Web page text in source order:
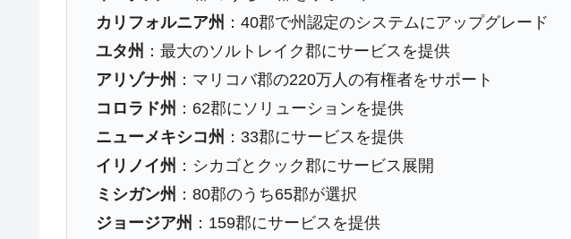
Fact1 発表から2日で大崩壊、鳴かず飛ばずに終わりそうなスーパーリーグとは？
日本人マスターズ挑戦の歴史。松山以前に最高位だった選手とは？
甲子園通算本塁打、最多の清原に次いで多く打っている意外な選手とは？
Fact1 セレクトセールの高額取引馬が稼いだ金額とは？
カリフォルニア州 ：40郡で州認定のシステムにアップグレード
ユタ州 ：最大のソルトレイク郡にサービスを提供
アリゾナ州 ：マリコバ郡の220万人の有権者をサポート
コロラド州 ：62郡にソリューションを提供
ニューメキシコ州 ：33郡にサービスを提供
イリノイ州 ：シカゴとクック郡にサービス展開
ミシガン州 ：80郡のうち65郡が選択
ジョージア州 ：159郡にサービスを提供